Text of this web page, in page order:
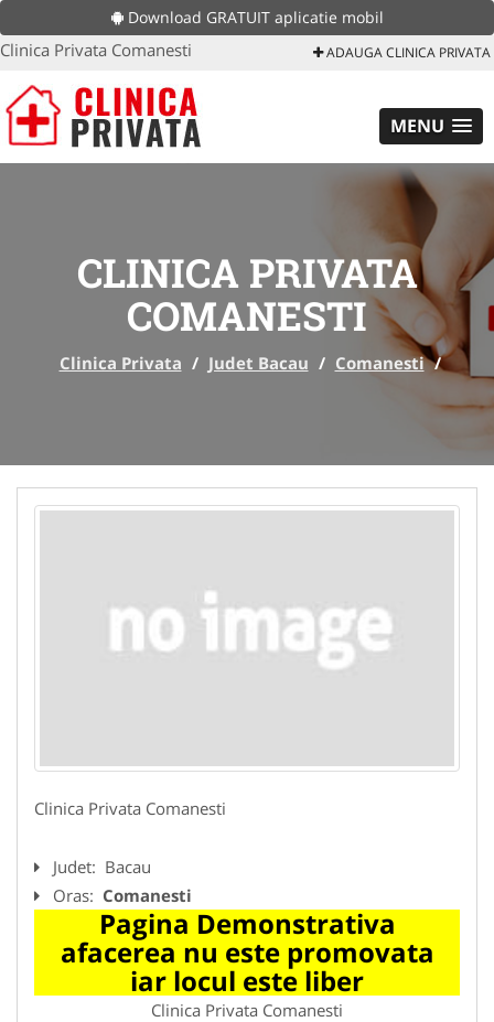
Download GRATUIT aplicatie mobil
Clinica Privata Comanesti ADAUGA CLINICA PRIVATA
MENU
CLINICA PRIVATA
COMANESTI
Clinica Privata / Judet Bacau / Comanesti /
Clinica Privata Comanesti
Judet: Bacau
Oras: Comanesti
Pagina Demonstrativa
afacerea nu este promovata
iar locul este liber
Clinica Privata Comanesti